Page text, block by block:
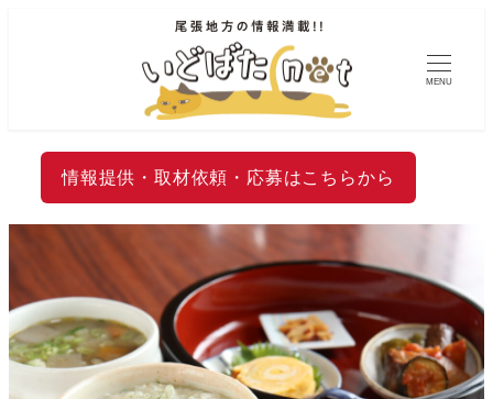
MENU
情報提供・取材依頼・応募はこちらから